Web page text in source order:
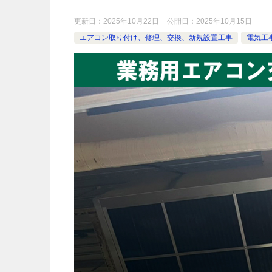
更新日： 2025年10月22日 公開日： 2025年10月15日
エアコン取り付け、修理、交換、新規設置工事
電気工